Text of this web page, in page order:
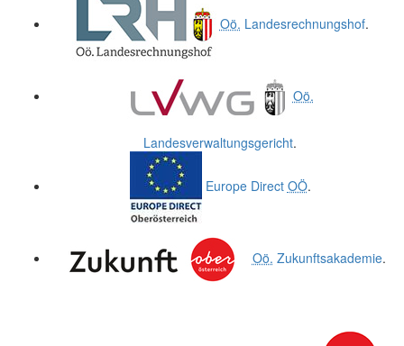
Oö. Landesrechnungshof.
Oö.
Landesverwaltungsgericht.
Europe Direct OÖ.
Oö. Zukunftsakademie.